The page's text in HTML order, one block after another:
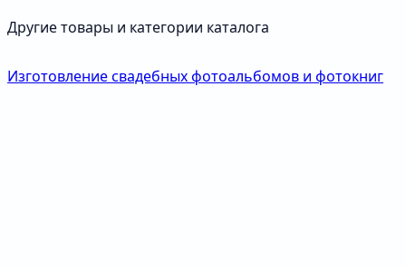
Другие товары и категории каталога
Изготовление свадебных фотоальбомов и фотокниг